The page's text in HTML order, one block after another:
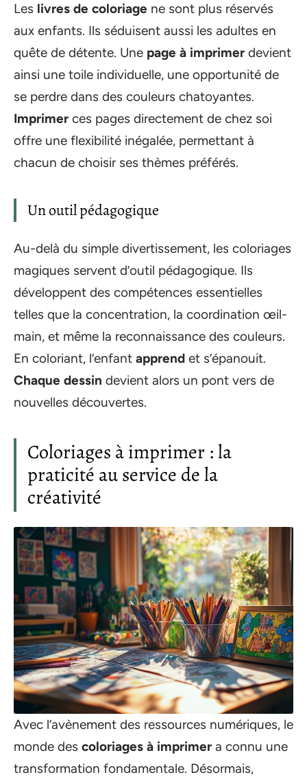
Les livres de coloriage ne sont plus réservés
aux enfants. Ils séduisent aussi les adultes en
quête de détente. Une page à imprimer devient
ainsi une toile individuelle, une opportunité de
se perdre dans des couleurs chatoyantes.
Imprimer ces pages directement de chez soi
offre une flexibilité inégalée, permettant à
chacun de choisir ses thèmes préférés.
Un outil pédagogique
Au-delà du simple divertissement, les coloriages
magiques servent d’outil pédagogique. Ils
développent des compétences essentielles
telles que la concentration, la coordination œil-
main, et même la reconnaissance des couleurs.
En coloriant, l’enfant apprend et s’épanouit.
Chaque dessin devient alors un pont vers de
nouvelles découvertes.
Coloriages à imprimer : la
praticité au service de la
créativité
Avec l’avènement des ressources numériques, le
monde des coloriages à imprimer a connu une
transformation fondamentale. Désormais,